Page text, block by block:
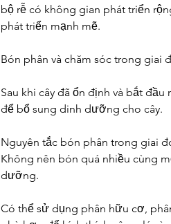
bộ rễ có không gian phát triển
phát triển mạnh mẽ.
Bón phân và chăm sóc trong giai
Sau khi cây đã ổn định và bắt
để bổ sung dinh dưỡng cho cây.
Nguyên tắc bón phân trong giai
Không nên bón quá nhiều cùng
dưỡng.
Có thể sử dụng phân hữu cơ,